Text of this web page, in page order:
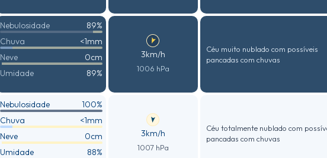
Nebulosidade
89%
Chuva
<1mm
Neve
0cm
Umidade
89%
3km/h
1006 hPa
Céu muito nublado com possíveis
pancadas com chuvas
Nebulosidade
100%
Chuva
<1mm
Neve
0cm
Umidade
88%
3km/h
1007 hPa
Céu totalmente nublado com
pancadas com chuvas